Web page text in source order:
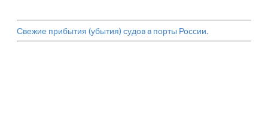
Свежие прибытия (убытия) судов в порты России.